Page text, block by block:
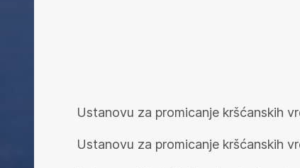
Ustanovu za promicanje kršćanskih
Ustanovu za promicanje kršćanskih